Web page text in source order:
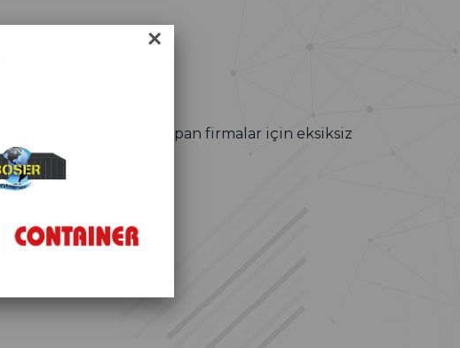
×
ithalat ve ihracat yapan firmalar için eksiksiz